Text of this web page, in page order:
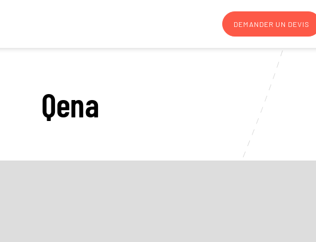
DEMANDER UN DEVIS
Qena